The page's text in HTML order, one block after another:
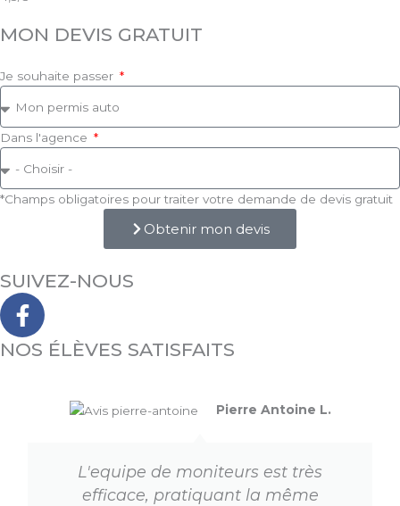
MON DEVIS GRATUIT
Je souhaite passer
Dans l'agence
*Champs obligatoires pour traiter votre demande de devis gratuit
Obtenir mon devis
SUIVEZ-NOUS
F
a
c
NOS ÉLÈVES SATISFAITS
L'equipe de moniteurs est très
efficace, pratiquant la même
Pierre Antoine L.